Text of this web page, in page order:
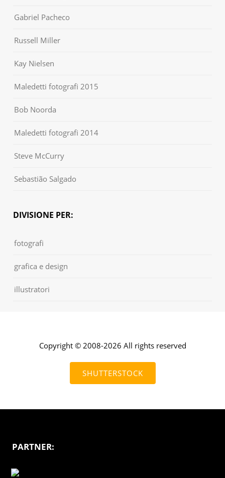
Gabriel Pacheco
Russell Miller
Kay Nielsen
Maledetti fotografi 2015
Bob Noorda
Maledetti fotografi 2014
Steve McCurry
Sebastião Salgado
DIVISIONE PER:
fotografi
grafica e design
illustratori
Copyright © 2008-2026 All rights reserved
SHUTTERSTOCK
PARTNER: